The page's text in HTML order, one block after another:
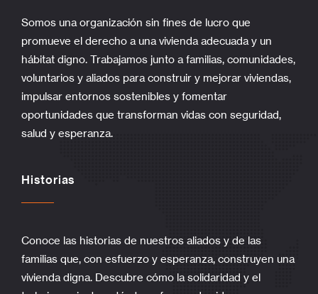
Somos una organización sin fines de lucro que
promueve el derecho a una vivienda adecuada y un
hábitat digno. Trabajamos junto a familias, comunidades,
voluntarios y aliados para construir y mejorar viviendas,
impulsar entornos sostenibles y fomentar
oportunidades que transforman vidas con seguridad,
salud y esperanza.
Historias
Conoce las historias de nuestros aliados y de las
familias que, con esfuerzo y esperanza, construyen una
vivienda digna. Descubre cómo la solidaridad y el